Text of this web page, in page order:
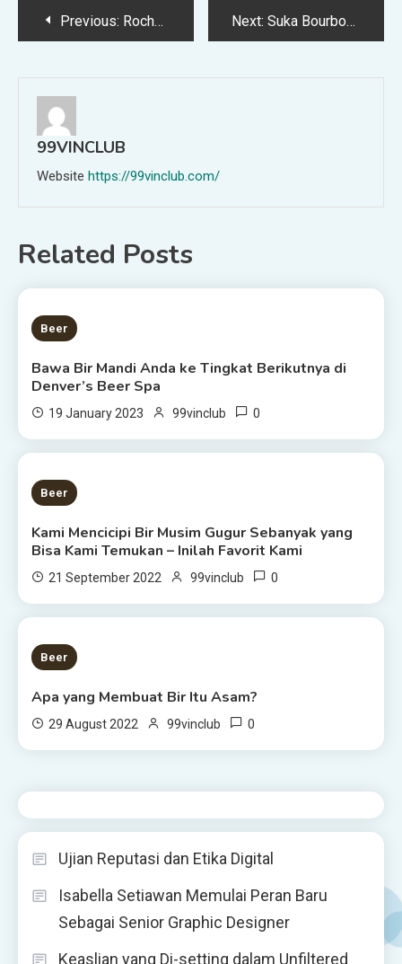
PostPrevious: Rochester, New York Adalah Hub untuk Kopi Enak Next: Suka Bourbon dan Rye? Cobalah Bir Barrel-Aged
99VINCLUB
Website https://99vinclub.com/
Related Posts
1 MIN READ
Beer
Bawa Bir Mandi Anda ke Tingkat Berikutnya di
Denver’s Beer Spa
19 January 2023 99vinclub 0
4 MINS READ
Beer
Kami Mencicipi Bir Musim Gugur Sebanyak yang
Bisa Kami Temukan – Inilah Favorit Kami
21 September 2022 99vinclub 0
6 MINS READ
Beer
Apa yang Membuat Bir Itu Asam?
29 August 2022 99vinclub 0
Ujian Reputasi dan Etika Digital
Isabella Setiawan Memulai Peran Baru
Sebagai Senior Graphic Designer
Keaslian yang Di-setting dalam Unfiltered